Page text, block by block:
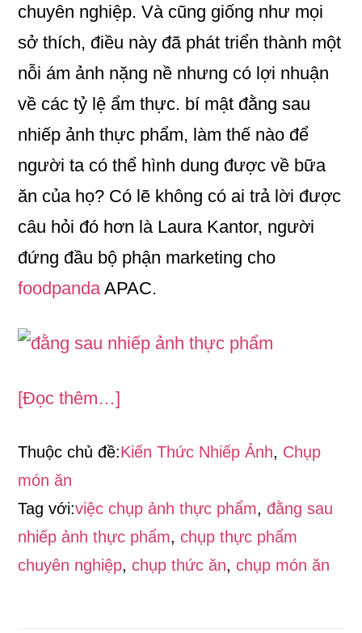
chuyên nghiệp. Và cũng giống như mọi
sở thích, điều này đã phát triển thành một
nỗi ám ảnh nặng nề nhưng có lợi nhuận
về các tỷ lệ ẩm thực. bí mật đằng sau
nhiếp ảnh thực phẩm, làm thế nào để
người ta có thể hình dung được về bữa
ăn của họ? Có lẽ không có ai trả lời được
câu hỏi đó hơn là Laura Kantor, người
đứng đầu bộ phận marketing cho
foodpanda APAC.
[Đọc thêm…]
mật
sau
nhiếp
Thuộc chủ đề:Kiến Thức Nhiếp Ảnh, Chụp
món ăn
Tag với:việc chụp ảnh thực phẩm,đằng sau
nhiếp ảnh thực phẩm,chụp thực phẩm
chuyên nghiệp,chụp thức ăn,chụp món ăn